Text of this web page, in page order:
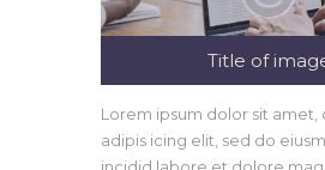
Title of
Lorem ipsum dolor sit
adipis icing elit, sed do
incidid labore et dolore